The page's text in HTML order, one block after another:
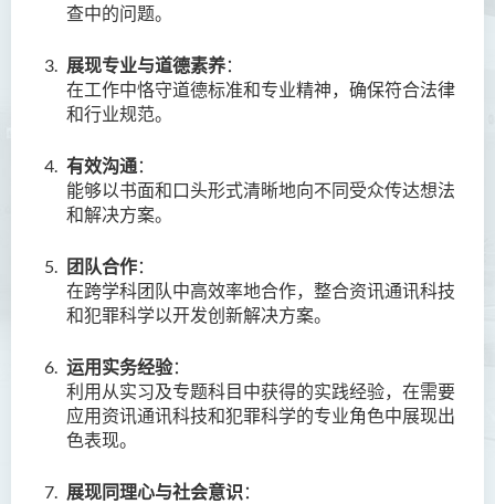
查中的问题。
展现专业与道德素养：
在工作中恪守道德标准和专业精神，确保符合法律
和行业规范。
有效沟通：
能够以书面和口头形式清晰地向不同受众传达想法
和解决方案。
团队合作：
在跨学科团队中高效率地合作，整合资讯通讯科技
和犯罪科学以开发创新解决方案。
运用实务经验：
利用从实习及专题科目中获得的实践经验，在需要
应用资讯通讯科技和犯罪科学的专业角色中展现出
色表现。
展现同理心与社会意识 ：
犯罪及安保科学(荣誉)学士
就业前景
毕业生特质
学费